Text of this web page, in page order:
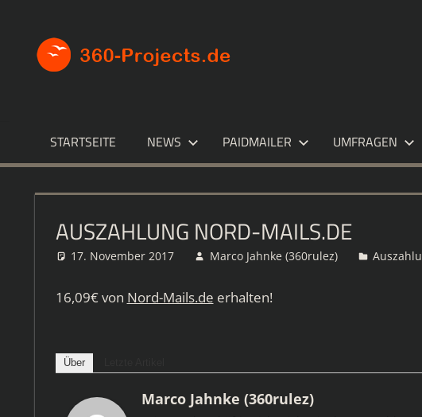
springen
Die
besten
NetzSTARTSEITE NEWS PAIDMAILER UMFRAGEN
AUSZAHLUNG NORD-MAILS.DE
17. November 2017 Marco Jahnke (360rulez)
16,09€ von Nord-Mails.de erhalten!
Über
Marco Jahnke (360rulez)